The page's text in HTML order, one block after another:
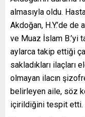
almasıyla oldu.
Akdoğan, H.Y.’de de
ve Muaz İslam B.’yi
aylarca takip ettiği
sakladıkları ilaçları
olmayan ilacın
belirleyen aile, söz
içirildiğini tespit etti.